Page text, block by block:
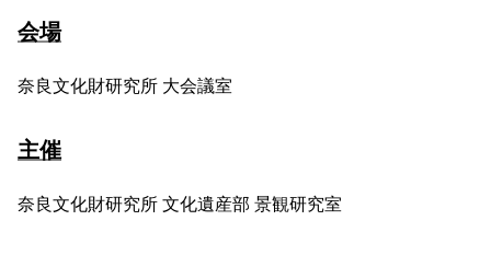
会場
奈良文化財研究所 大会議室
主催
奈良文化財研究所 文化遺産部 景観研究室